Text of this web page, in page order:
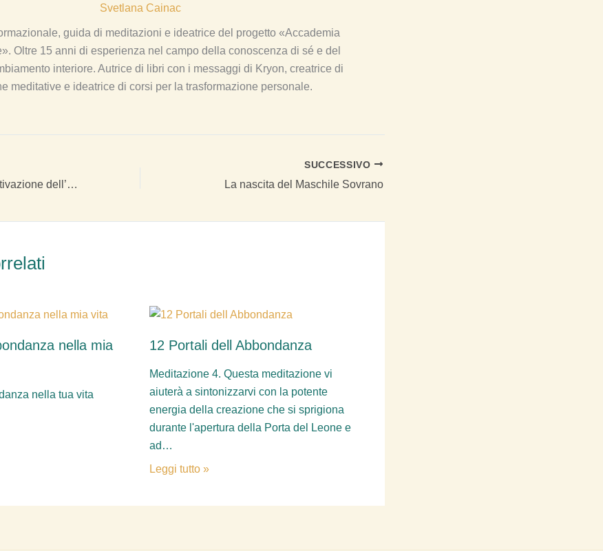
Svetlana Cainac
guida di meditazioni e ideatrice del progetto «Accademia
Oltre 15 anni di esperienza nel campo della conoscenza di sé e del
interiore. Autrice di libri con i messaggi di Kryon, creatrice di
meditative e ideatrice di corsi per la trasformazione personale.
Portale del Leone: Attivazione dell’Anima 8:8
SUCCESSIVO
La nascita del Maschile Sovrano
nella mia
nella tua vita
12 Portali dell Abbondanza
Meditazione 4. Questa meditazione vi
aiuterà a sintonizzarvi con la potente
energia della creazione che si sprigiona
durante l'apertura della Porta del Leone e
ad…
Leggi tutto »